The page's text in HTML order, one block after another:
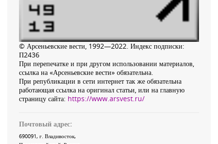
© Арсеньевские вести, 1992—2022. Индекс подписки:
П2436
При перепечатке и при другом использовании материалов,
ссылка на «Арсеньевские вести» обязательна.
При републикации в сети интернет так же обязательна
работающая ссылка на оригинал статьи, или на главную
страницу сайта: https://www.arsvest.ru/
Почтовый адрес:
690091, г. Владивосток,